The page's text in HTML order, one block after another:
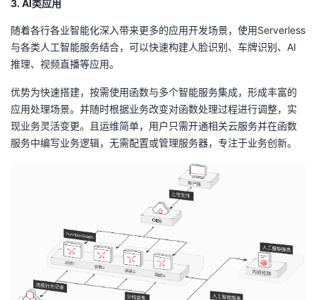
3. AI类应用
随着各行各业智能化深入带来更多的应用开发场景，使用Serverless
与各类人工智能服务结合，可以快速构建人脸识别、车牌识别、 AI
推理、视频直播等应用。
优势为快速搭建，按需使用函数与多个智能服务集成，形成丰富的
应用处理场景。并随时根据业务改变对函数处理过程进行调整，实
现业务灵活变更。且运维简单，用户只需开通相关云服务并在函数
服务中编写业务逻辑，无需配置或管理服务器，专注于业务创新。